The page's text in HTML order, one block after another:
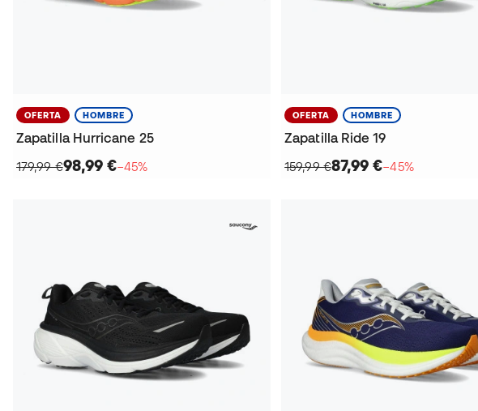
OFERTA HOMBRE
Zapatilla Hurricane 25
179,99 €98,99 €−45%
OFERTA HOMBRE
Zapatilla Ride 19
159,99 €87,99 €−45%